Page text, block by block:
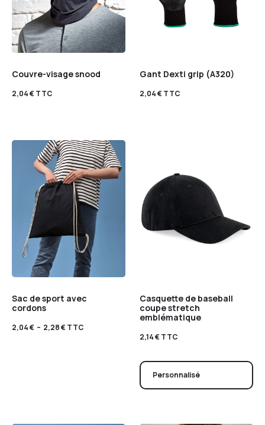
Couvre-visage snood
2,04€TTC
Gant Dexti grip (A320)
2,04€TTC
Sac de sport avec
cordons
2,04€ – 2,28€TTC
Casquette de baseball
coupe stretch
emblématique
2,14€TTC
Personnalisé